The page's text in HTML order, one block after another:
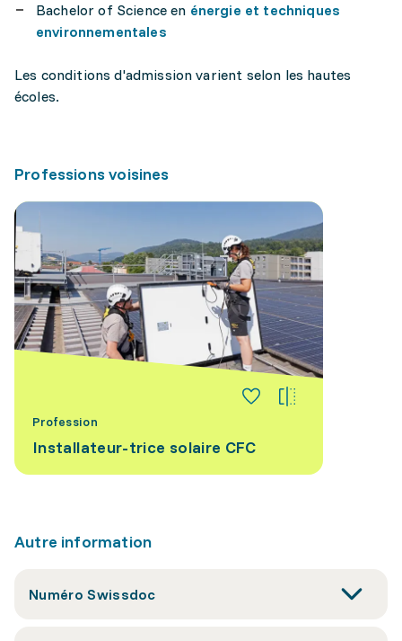
Bachelor of Science en énergie et techniques
environnementales
Les conditions d'admission varient selon les hautes
écoles.
Professions voisines
Profession
Installateur-trice solaire CFC
Autre information
Numéro Swissdoc